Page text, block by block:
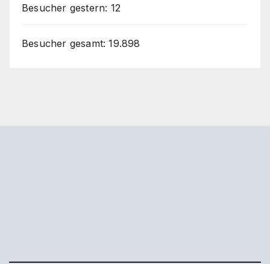
Besucher gestern: 12
Besucher gesamt:19.898